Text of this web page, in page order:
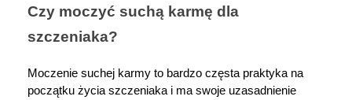
Czy moczyć suchą karmę dla
szczeniaka?
Moczenie suchej karmy to bardzo częsta praktyka na
początku życia szczeniaka i ma swoje uzasadnienie